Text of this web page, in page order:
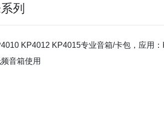
列
KP4012 KP4015专业音箱/卡包，应用
音箱使用